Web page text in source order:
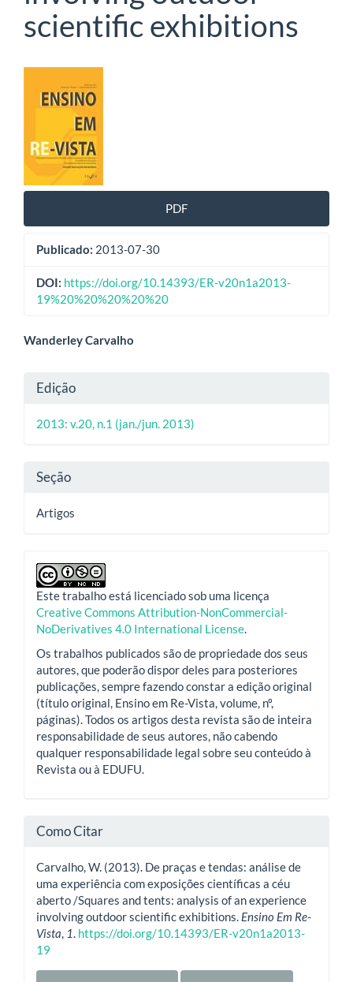
scientific exhibitions
Barra
lateral
de
artigos
PDF
Publicado: 2013-07-30
DOI: https://doi.org/10.14393/ER-v20n1a2013-
19%20%20%20%20%20
Conteúdo
artigo
principal
Wanderley Carvalho
Detalhes
do
Edição
2013: v.20, n.1 (jan./jun. 2013)
Seção
Artigos
Este trabalho está licenciado sob uma licença
Creative Commons Attribution-NonCommercial-
NoDerivatives 4.0 International License
Os trabalhos publicados são de propriedade dos seus
autores, que poderão dispor deles para posteriores
publicações, sempre fazendo constar a edição original
(título original, Ensino em Re-Vista, volume, nº,
páginas). Todos os artigos desta revista são de inteira
responsabilidade de seus autores, não cabendo
qualquer responsabilidade legal sobre seu conteúdo à
Revista ou à EDUFU.
Como Citar
Carvalho, W. (2013). De praças e tendas: análise de
uma experiência com exposições científicas a céu
aberto /Squares and tents: analysis of an experience
involving outdoor scientific exhibitions. Ensino Em Re-
Vista 1 https://doi.org/10.14393/ER-v20n1a2013-
19